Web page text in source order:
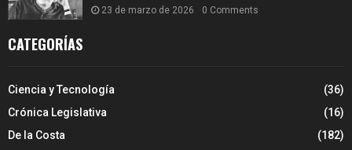
23 de marzo de 2026 0 Comments
CATEGORÍAS
Ciencia y Tecnología
(36)
Crónica Legislativa
(16)
De la Costa
(182)